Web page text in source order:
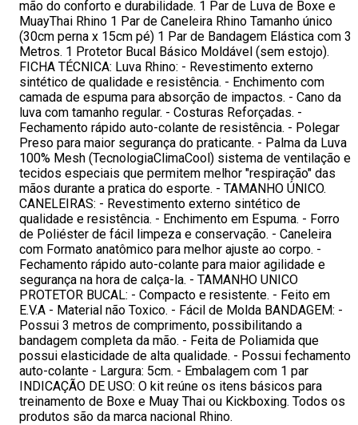
mão do conforto e durabilidade. 1 Par de Luva de Boxe e
MuayThai Rhino 1 Par de Caneleira Rhino Tamanho único
(30cm perna x 15cm pé) 1 Par de Bandagem Elástica com 3
Metros. 1 Protetor Bucal Básico Moldável (sem estojo).
FICHA TÉCNICA: Luva Rhino: - Revestimento externo
sintético de qualidade e resistência. - Enchimento com
camada de espuma para absorção de impactos. - Cano da
luva com tamanho regular. - Costuras Reforçadas. -
Fechamento rápido auto-colante de resistência. - Polegar
Preso para maior segurança do praticante. - Palma da Luva
100% Mesh (TecnologiaClimaCool) sistema de ventilação e
tecidos especiais que permitem melhor "respiração" das
mãos durante a pratica do esporte. - TAMANHO ÚNICO.
CANELEIRAS: - Revestimento externo sintético de
qualidade e resistência. - Enchimento em Espuma. - Forro
de Poliéster de fácil limpeza e conservação. - Caneleira
com Formato anatômico para melhor ajuste ao corpo. -
Fechamento rápido auto-colante para maior agilidade e
segurança na hora de calça-la. - TAMANHO UNICO
PROTETOR BUCAL: - Compacto e resistente. - Feito em
E.V.A - Material não Toxico. - Fácil de Molda BANDAGEM: -
Possui 3 metros de comprimento, possibilitando a
bandagem completa da mão. - Feita de Poliamida que
possui elasticidade de alta qualidade. - Possui fechamento
auto-colante - Largura: 5cm. - Embalagem com 1 par
INDICAÇÃO DE USO: O kit reúne os itens básicos para
treinamento de Boxe e Muay Thai ou Kickboxing. Todos os
produtos são da marca nacional Rhino.